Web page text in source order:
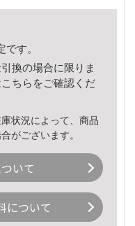
す。
換の場合に限りま
こちら をご確認くだ
状況によって、商品
がございます。
いて
について